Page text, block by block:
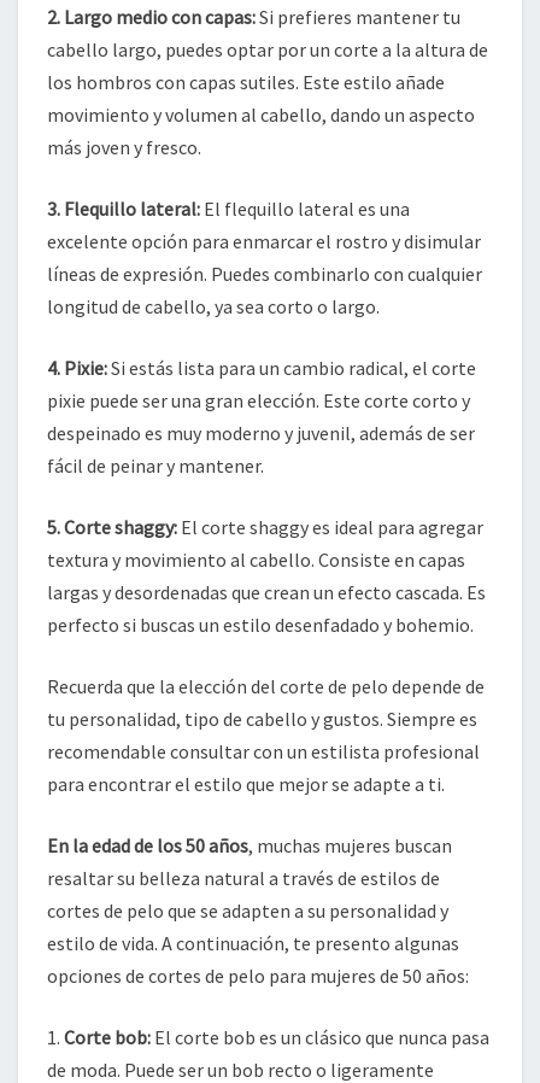
2. Largo medio con capas:Si prefieres mantener tu
cabello largo, puedes optar por un corte a la altura de
los hombros con capas sutiles. Este estilo añade
movimiento y volumen al cabello, dando un aspecto
más joven y fresco.
3. Flequillo lateral: El flequillo lateral es una
excelente opción para enmarcar el rostro y disimular
líneas de expresión. Puedes combinarlo con cualquier
longitud de cabello, ya sea corto o largo.
4. Pixie:Si estás lista para un cambio radical, el corte
pixie puede ser una gran elección. Este corte corto y
despeinado es muy moderno y juvenil, además de ser
fácil de peinar y mantener.
5. Corte shaggy: El corte shaggy es ideal para agregar
textura y movimiento al cabello. Consiste en capas
largas y desordenadas que crean un efecto cascada. Es
perfecto si buscas un estilo desenfadado y bohemio.
Recuerda que la elección del corte de pelo depende de
tu personalidad, tipo de cabello y gustos. Siempre es
recomendable consultar con un estilista profesional
para encontrar el estilo que mejor se adapte a ti.
En la edad de los 50 años, muchas mujeres buscan
resaltar su belleza natural a través de estilos de
cortes de pelo que se adapten a su personalidad y
estilo de vida. A continuación, te presento algunas
opciones de cortes de pelo para mujeres de 50 años:
1. Corte bob: El corte bob es un clásico que nunca pasa
de moda. Puede ser un bob recto o ligeramente